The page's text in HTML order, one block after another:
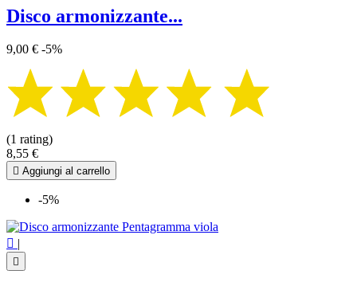
Disco armonizzante...
9,00 € -5%
(1 rating)
8,55 €
 Aggiungi al carrello
-5%
 |
